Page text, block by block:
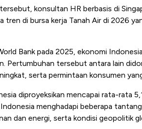
konsultan HR berbasis di
tren di bursa kerja Tanah Air di 2026
Bank pada 2025, ekonomi
Pertumbuhan tersebut antara lain
serta permintaan konsumen
diproyeksikan mencapai rata-rata
menghadapi beberapa
dan energi, serta kondisi geopolitik